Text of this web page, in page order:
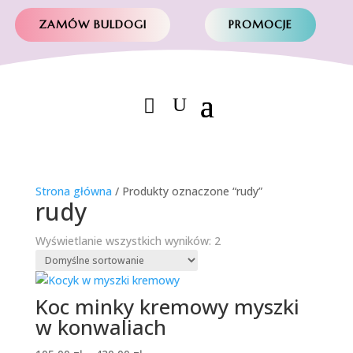
ZAMÓW BULDOGI PROMOCJE
Strona główna / Produkty oznaczone “rudy”
rudy
Wyświetlanie wszystkich wyników: 2
Koc minky kremowy myszki
w konwaliach